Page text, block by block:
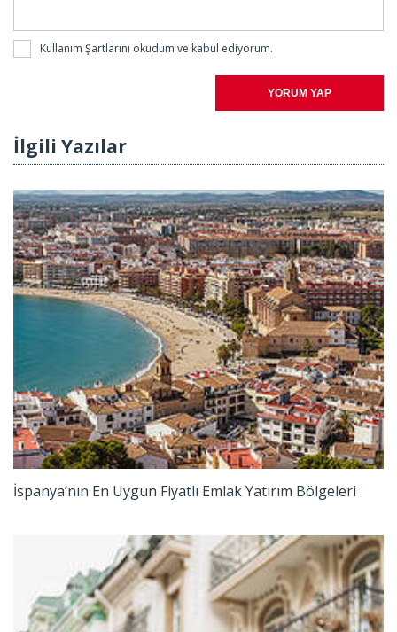
Kullanım Şartlarını okudum ve kabul ediyorum.
YORUM YAP
İlgili Yazılar
İspanya’nın En Uygun Fiyatlı Emlak Yatırım Bölgeleri